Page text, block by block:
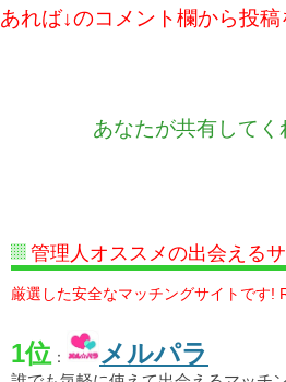
あれば↓のコメント欄から投稿
あなたが共有してく
管理人オススメの出会える
厳選した安全なマッチングサイトです!
1位 ： メルパラ